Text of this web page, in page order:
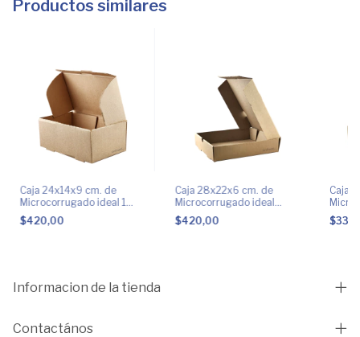
Productos similares
Caja 24x14x9 cm. de
Microcorrugado ideal 1
combo de hamburguesas
$420,00
Caja 28x22x6 cm. de
Microcorrugado ideal
Lomitos o Milanesas
$420,00
Caja
Informacion de la tienda
Contactános